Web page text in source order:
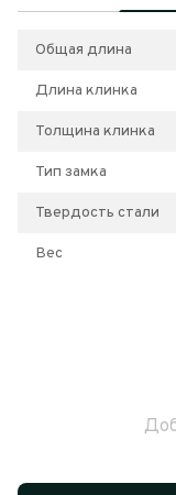
Общая длина
Длина клинка
Толщина клинка
Тип замка
Твердость стали
Вес